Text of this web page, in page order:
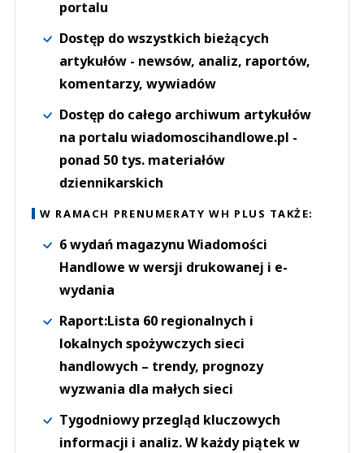
portalu
Dostęp do wszystkich bieżących
artykułów - newsów, analiz, raportów,
komentarzy, wywiadów
Dostęp do całego archiwum artykułów
na portalu wiadomoscihandlowe.pl -
ponad 50 tys. materiałów
dziennikarskich
W RAMACH PRENUMERATY WH PLUS TAKŻE:
6 wydań magazynu Wiadomości
Handlowe w wersji drukowanej i e-
wydania
Raport:Lista 60 regionalnych i
lokalnych spożywczych sieci
handlowych – trendy, prognozy
wyzwania dla małych sieci
Tygodniowy przegląd kluczowych
informacji i analiz. W każdy piątek w